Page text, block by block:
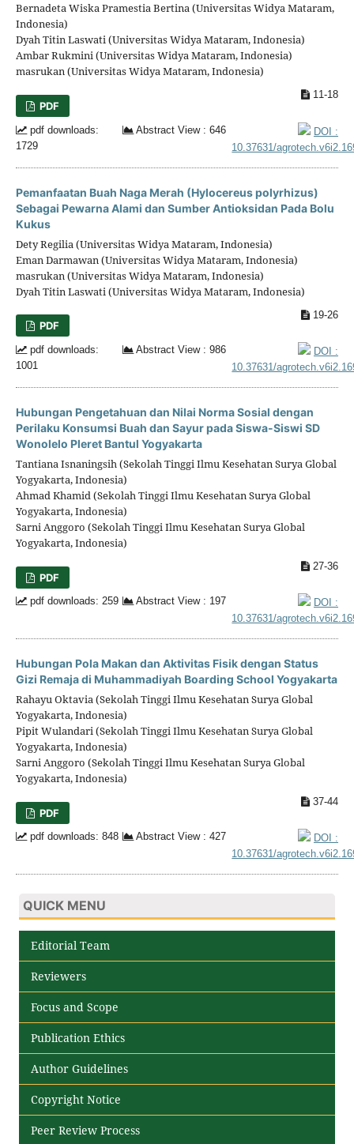
Bernadeta Wiska Pramestia Bertina (Universitas Widya Mataram,
Indonesia)
Dyah Titin Laswati (Universitas Widya Mataram, Indonesia)
Ambar Rukmini (Universitas Widya Mataram, Indonesia)
masrukan (Universitas Widya Mataram, Indonesia)
PDF
11-18
DOI :
10.37631/
pdf downloads:
1729
Abstract View : 646
Pemanfaatan Buah Naga Merah (Hylocereus polyrhizus)
Sebagai Pewarna Alami dan Sumber Antioksidan Pada Bolu
Kukus
Dety Regilia (Universitas Widya Mataram, Indonesia)
Eman Darmawan (Universitas Widya Mataram, Indonesia)
masrukan (Universitas Widya Mataram, Indonesia)
Dyah Titin Laswati (Universitas Widya Mataram, Indonesia)
PDF
19-26
DOI :
10.37631/
pdf downloads:
1001
Abstract View : 986
Hubungan Pengetahuan dan Nilai Norma Sosial dengan
Perilaku Konsumsi Buah dan Sayur pada Siswa-Siswi SD
Wonolelo Pleret Bantul Yogyakarta
Tantiana Isnaningsih (Sekolah Tinggi Ilmu Kesehatan Surya Global
Yogyakarta, Indonesia)
Ahmad Khamid (Sekolah Tinggi Ilmu Kesehatan Surya Global
Yogyakarta, Indonesia)
Sarni Anggoro (Sekolah Tinggi Ilmu Kesehatan Surya Global
Yogyakarta, Indonesia)
PDF
27-36
DOI :
10.37631/
pdf downloads: 259 Abstract View : 197
Hubungan Pola Makan dan Aktivitas Fisik dengan Status
Gizi Remaja di Muhammadiyah Boarding School Yogyakarta
Rahayu Oktavia (Sekolah Tinggi Ilmu Kesehatan Surya Global
Yogyakarta, Indonesia)
Pipit Wulandari (Sekolah Tinggi Ilmu Kesehatan Surya Global
Yogyakarta, Indonesia)
Sarni Anggoro (Sekolah Tinggi Ilmu Kesehatan Surya Global
Yogyakarta, Indonesia)
PDF
37-44
DOI :
10.37631/
pdf downloads: 848 Abstract View : 427
QUICK MENU
Editorial Team
Reviewers
Focus and Scope
Publication Ethics
Author Guidelines
Copyright Notice
Peer Review Process